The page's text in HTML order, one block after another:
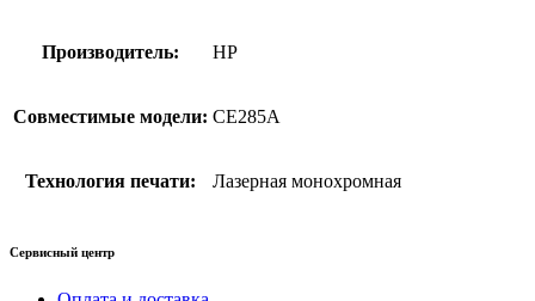
Производитель: HP
Совместимые модели: CE285A
Технология печати: Лазерная монохромная
Сервисный центр